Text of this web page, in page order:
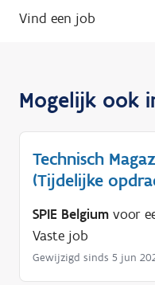
Vind een job
Mogelijk ook
Technisch
(Tijdelijke
SPIE Belgium voor
Vaste job
Gewijzigd sinds 5 jun